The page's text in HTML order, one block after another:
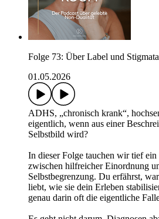
Folge 73: Über Label und Stigmata
01.05.2026
ADHS, „chronisch krank“,
eigentlich, wenn aus einer
Selbstbild wird?
In dieser Folge tauchen wir tief
zwischen hilfreicher Einordnung
Selbstbegrenzung. Du erfährst,
liebt, wie sie dein Erleben
genau darin oft die eigentliche